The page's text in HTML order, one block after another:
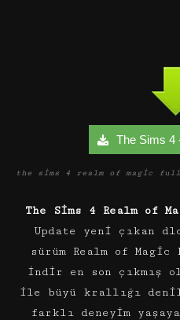
The Sims 4
the sims 4 realm of magic
The Sims 4 Realm of
Update yeni çıkan
sürüm Realm of
indir en son çıkmış
ile büyü krallığı
farklı deneyim